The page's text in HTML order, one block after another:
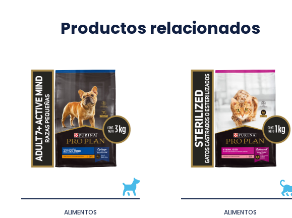
Productos relacionados
ALIMENTOS ALIMENTOS